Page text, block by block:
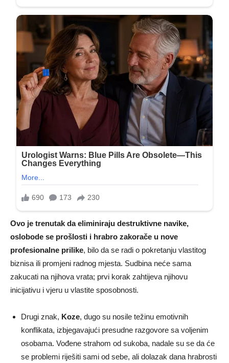
Ovo je trenutak da eliminiraju destruktivne navike,
oslobode se prošlosti i hrabro zakorače u nove
profesionalne prilike, bilo da se radi o pokretanju vlastitog
biznisa ili promjeni radnog mjesta. Sudbina neće sama
zakucati na njihova vrata; prvi korak zahtijeva njihovu
inicijativu i vjeru u vlastite sposobnosti.
Drugi znak, Koze, dugo su nosile težinu emotivnih
konflikata, izbjegavajući presudne razgovore sa voljenim
osobama. Vođene strahom od sukoba, nadale su se da će
se problemi riješiti sami od sebe, ali dolazak dana hrabrosti